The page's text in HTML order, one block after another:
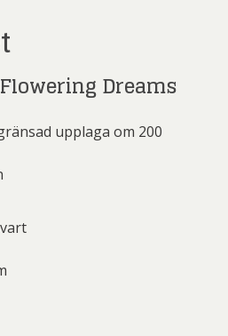
Dreams
upplaga om 200